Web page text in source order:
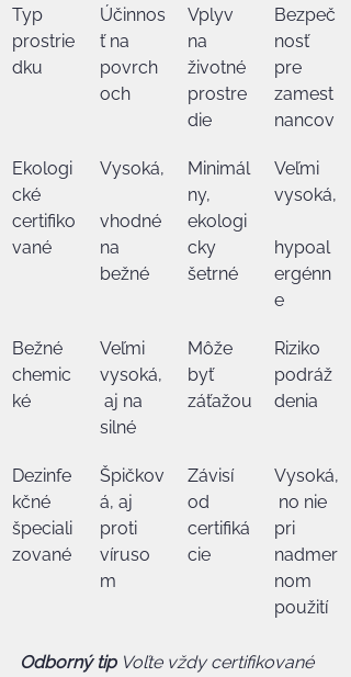
Typ
prostrie
dku
Účinnos
ť na
povrch
och
Vplyv
na
životné
prostre
die
Bezpeč
nosť
pre
zamest
nancov
Ekologi
cké
certifiko
vané
Vysoká,
vhodné
na
bežné
Minimál
ny,
ekologi
cky
šetrné
Veľmi
vysoká,
hypoal
ergénn
e
Bežné
chemic
ké
Veľmi
vysoká,
aj na
silné
Môže
byť
záťažou
Riziko
podráž
denia
Dezinfe
kčné
špeciali
zované
Špičkov
á, aj
proti
víruso
m
Závisí
od
certifiká
cie
Vysoká,
no nie
pri
nadmer
nom
použití
Odborný tip Voľte vždy certifikované